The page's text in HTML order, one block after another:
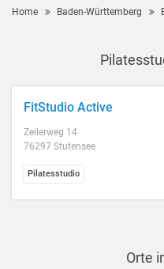
Home Baden-Württemberg
FitStudio Active
Zeilerweg 14
76297 Stutensee
Pilatesstudio
Orte